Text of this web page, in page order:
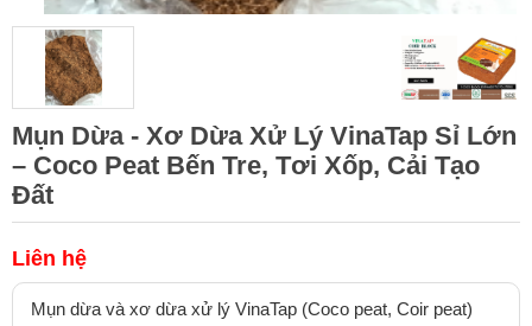
Mụn Dừa - Xơ Dừa Xử Lý VinaTap Sỉ Lớn
– Coco Peat Bến Tre, Tơi Xốp, Cải Tạo
Đất
Liên hệ
Mụn dừa và xơ dừa xử lý VinaTap (Coco peat, Coir peat)